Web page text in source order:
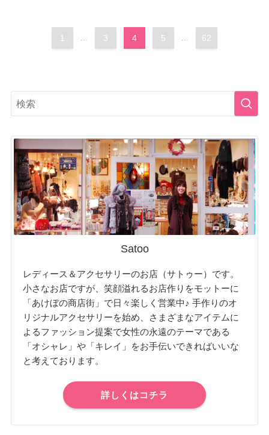
1 3 4 5 62
Satoo
レディース＆アクセサリーのお店（サトゥー）です。
小さなお店ですが、笑顔溢れるお店作りをモットーに
「あけぼの商店街」で日々楽しく営業中♪ 手作りのオ
リジナルアクセサリーを始め、さまざまなアイテムに
よるファッション提案で女性の永遠のテーマである
「オシャレ」や「キレイ」をお手伝いできればいいな
と考えております。
詳しくはコチラ